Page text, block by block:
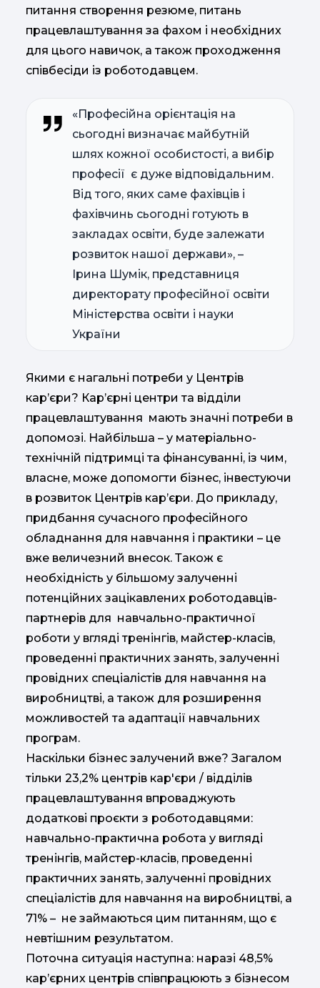
питання створення резюме, питань
працевлаштування за фахом і необхідних
для цього навичок, а також проходження
співбесіди із роботодавцем.
«Професійна орієнтація на
сьогодні визначає майбутній
шлях кожної особистості, а вибір
професії є дуже відповідальним.
Від того, яких саме фахівців і
фахівчинь сьогодні готують в
закладах освіти, буде залежати
розвиток нашої держави», –
Ірина Шумік, представниця
директорату професійної освіти
Міністерства освіти і науки
України
Якими є нагальні потреби у Центрів
кар’єри? Кар’єрні центри та відділи
працевлаштування мають значні потреби в
допомозі. Найбільша – у матеріально-
технічній підтримці та фінансуванні, із чим,
власне, може допомогти бізнес, інвестуючи
в розвиток Центрів кар’єри. До прикладу,
придбання сучасного професійного
обладнання для навчання і практики – це
вже величезний внесок. Також є
необхідність у більшому залученні
потенційних зацікавлених роботодавців-
партнерів для навчально-практичної
роботи у вгляді тренінгів, майстер-класів,
проведенні практичних занять, залученні
провідних спеціалістів для навчання на
виробництві, а також для розширення
можливостей та адаптації навчальних
програм.
Наскільки бізнес залучений вже? Загалом
тільки 23,2% центрів кар'єри / відділів
працевлаштування впроваджують
додаткові проєкти з роботодавцями:
навчально-практична робота у вигляді
тренінгів, майстер-класів, проведенні
практичних занять, залученні провідних
спеціалістів для навчання на виробництві, а
71% – не займаються цим питанням, що є
невтішним результатом.
Поточна ситуація наступна: наразі 48,5%
кар’єрних центрів співпрацюють з бізнесом